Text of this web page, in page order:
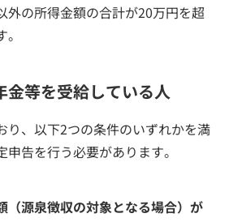
外の所得金額の合計が20万円を超
金等を受給している人
り、以下2つの条件のいずれかを満
告を行う必要があります。
（源泉徴収の対象となる場合）が